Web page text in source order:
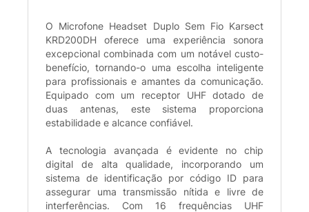
O Microfone Headset Duplo Sem Fio Karsect
KRD200DH oferece uma experiência sonora
excepcional combinada com um notável custo-
benefício, tornando-o uma escolha inteligente
para profissionais e amantes da comunicação.
Equipado com um receptor UHF dotado de
duas antenas, este sistema proporciona
estabilidade e alcance confiável.
A tecnologia avançada é evidente no chip
digital de alta qualidade, incorporando um
sistema de identificação por código ID para
assegurar uma transmissão nítida e livre de
interferências. Com 16 frequências UHF